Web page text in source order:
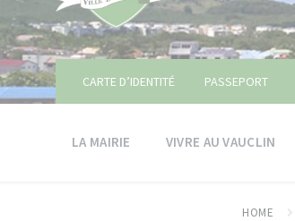
CARTE D’IDENTITÉ PASSEPORT
LA MAIRIE VIVRE AU VAUCLIN
HOME